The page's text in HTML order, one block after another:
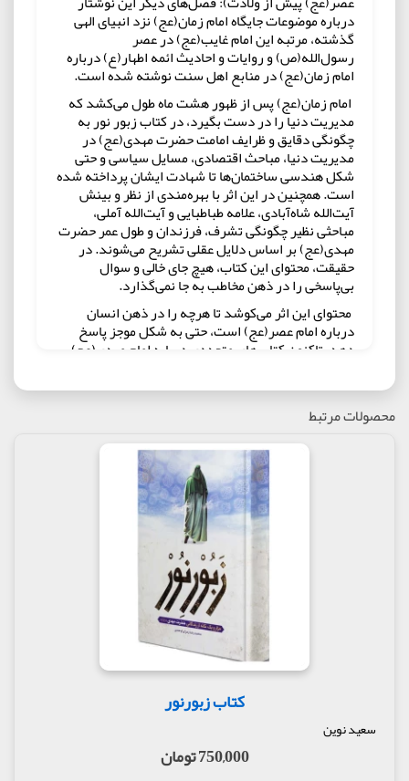
درباره موضوعات جایگاه امام زمان(عج) نزد انبیای الهی
گذشته، مرتبه این امام غایب(عج) در عصر
رسول‌الله(ص) و روایات و احادیث ائمه اطهار(ع) درباره
امام زمان(عج) در منابع اهل سنت نوشته شده است.
امام زمان(عج) پس از ظهور هشت ماه طول می‌کشد که
مدیریت دنیا را در دست بگیرد، در کتاب زبور نور به
چگونگی دقایق و ظرایف امامت حضرت مهدی(عج) در
مدیریت دنیا، مباحث اقتصادی، مسایل سیاسی و حتی
شکل هندسی ساختمان‌ها تا شهادت ایشان پرداخته شده
است. همچنین در این اثر با بهره‌مندی از نظر و بینش
آیت‌الله شاه‌آبادی، علامه طباطبایی و آیت‌الله آملی،
مباحثی نظیر چگونگی تشرف، فرزندان و طول عمر حضرت
مهدی(عج) بر اساس دلایل عقلی تشریح می‌شوند. در
حقیقت، محتوای این کتاب، هیچ جای خالی و سوال
بی‌پاسخی را در ذهن مخاطب به جا نمی‌گذارد.
محتوای این اثر می‌کوشد تا هرچه را در ذهن انسان
درباره امام عصر(عج) است، حتی به شکل موجز پاسخ
دهد. تاکنون کتاب‌های متعددی درباره امام مهدی(عج)
امام(عج) در دنیا و نیز ویژگی‌های جسمانی و طبی افراد در
ابعاد گوناگون امامت عصر(عج) و شرایط دنیا را به طور
منسجم تشریح می‌کند که تاکنون در حوزه پژوهش و
بازار نشر جای چنین کتابی خالی بود.
بر اساس حدیث امام صادق(ع) تا پیش از ظهور امام
عصر(عج) بشر تنها به دو باب از ابواب علوم دست خواهد
باب از از ابواب علوم بر بشر گشوده می‌شود. بر پایه این
حدیث، درمان برخی بیماری‌های صعب‌العلاج نظیر سرطان
در هنگام ظهور مانند درمان بیماری سرماخوردگی آسان
در روایات ائمه(ع) آمده است که در دوران پس از ظهور
امام عمر آدمی بسیار افزایش خواهد یافت، به طوری که
افراد، نسل هزارم خود را خواهند دید و سپس از دنیا
گزیده​ای از گفتگوی محمدرضا رمزی اوحدی، نویسنده
کتاب با ایبنا را در ادامه می​خوانید:
(با اشاره به فصل نخست اثر درباره علل نوری خلقت امام
عصر(عج) پیش از ولادت): فصل‌های دیگر این نوشتار
محصولات مرتبط
کتاب زبورنور
سعید نوین
750,000 تومان